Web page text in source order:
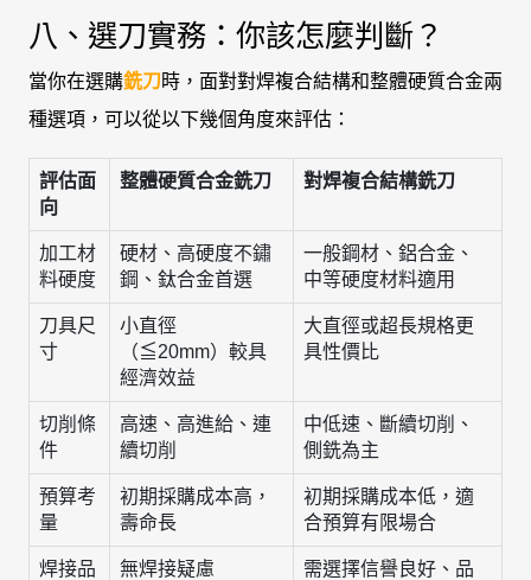
八、選刀實務：你該怎麼判斷？
當你在選購銑刀時，面對對焊複合結構和整體硬質合金兩
種選項，可以從以下幾個角度來評估：
評估面
向
整體硬質合金銑刀 對焊複合結構銑刀
加工材
料硬度
硬材、高硬度不鏽
鋼、鈦合金首選
一般鋼材、鋁合金、
中等硬度材料適用
刀具尺
寸
小直徑
（≦20mm）較具
經濟效益
大直徑或超長規格更
具性價比
切削條
件
高速、高進給、連
續切削
中低速、斷續切削、
側銑為主
預算考
量
初期採購成本高，
壽命長
初期採購成本低，適
合預算有限場合
焊接品
無焊接疑慮
需選擇信譽良好、品